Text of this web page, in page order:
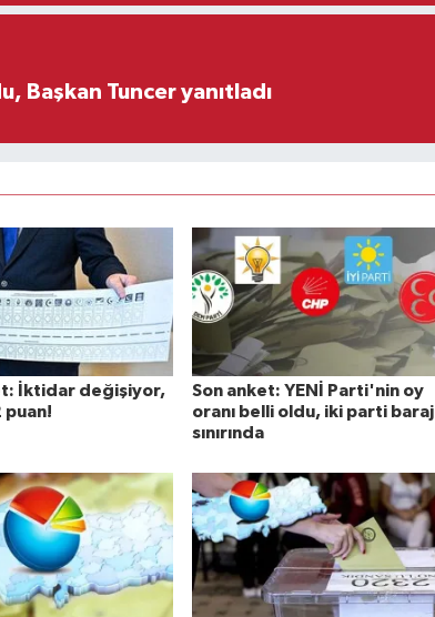
Başkan Tuncer yanıtladı
İktidar değişiyor,
puan!
Son anket: YENİ Parti'nin oy
oranı belli oldu, iki parti baraj
sınırında